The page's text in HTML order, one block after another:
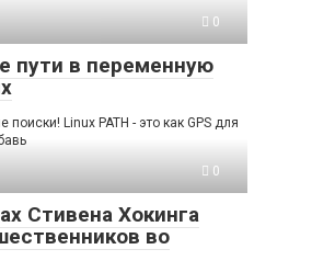
0
пути в переменную
поиски! Linux PATH - это как GPS для
0
Стивена Хокинга
во